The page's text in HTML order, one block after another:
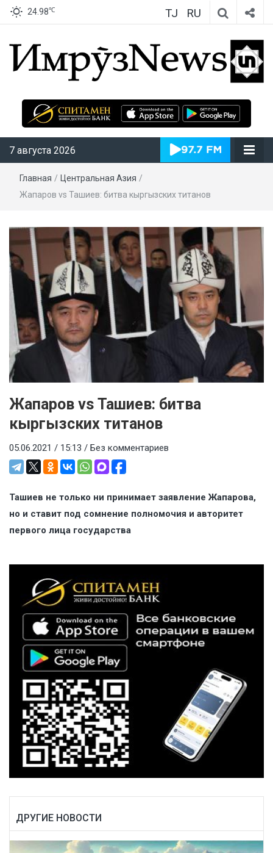
24.98℃ TJ RU
ИмрӯзNews
7 августа 2026
Главная / Центральная Азия /
Жапаров vs Ташиев: битва кыргызских титанов
Жапаров vs Ташиев: битва
кыргызских титанов
05.06.2021 / 15:13 / Без комментариев
Ташиев не только ни принимает заявление Жапарова,
но и ставит под сомнение полномочия и авторитет
первого лица государства
ДРУГИЕ НОВОСТИ